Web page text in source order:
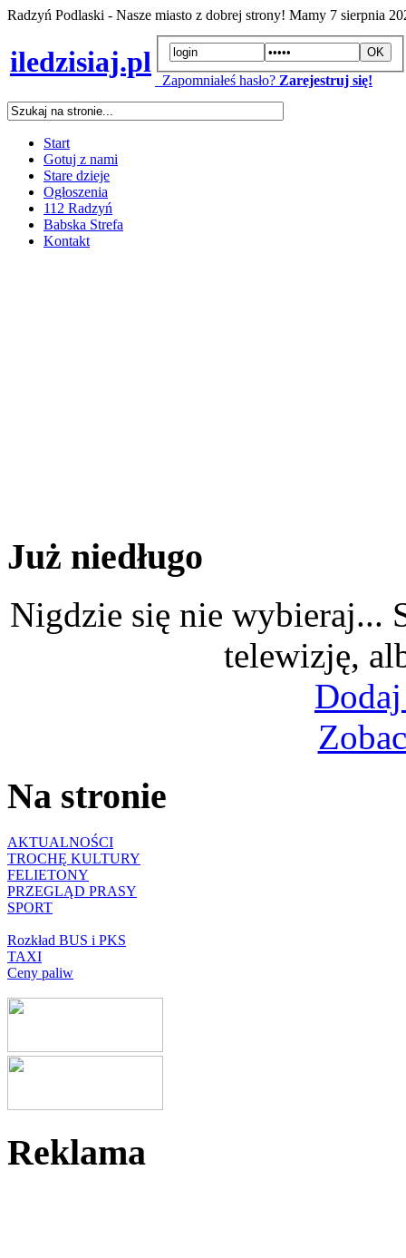
Radzyń Podlaski - Nasze miasto z dobrej strony! Mamy 7 sierpnia
iledzisiaj.pl
Zapomniałeś hasło? Zarejestruj się!
Start
Gotuj z nami
Stare dzieje
Ogłoszenia
112 Radzyń
Babska Strefa
Kontakt
Już niedługo
Nigdzie się nie wybieraj...
telewizję,
Na stronie
AKTUALNOŚCI
TROCHĘ KULTURY
FELIETONY
PRZEGLĄD PRASY
SPORT
Rozkład BUS i PKS
TAXI
Ceny paliw
Reklama